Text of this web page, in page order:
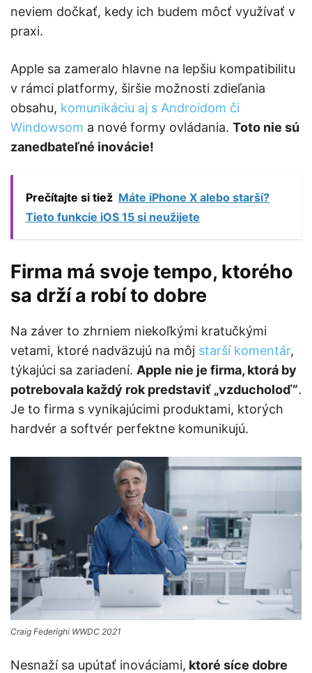
neviem dočkať, kedy ich budem môcť využívať v
praxi.
Apple sa zameralo hlavne na lepšiu kompatibilitu
v rámci platformy, širšie možnosti zdieľania
obsahu, komunikáciu aj s Androidom či
Windowsom a nové formy ovládania. Toto nie sú
zanedbateľné inovácie!
Prečítajte si tiež Máte iPhone X alebo starší?
Tieto funkcie iOS 15 si neužijete
Firma má svoje tempo, ktorého
sa drží a robí to dobre
Na záver to zhrniem niekoľkými kratučkými
vetami, ktoré nadväzujú na môj starší komentár,
týkajúci sa zariadení. Apple nie je firma, ktorá by
potrebovala každý rok predstaviť „vzducholoď“.
Je to firma s vynikajúcimi produktami, ktorých
hardvér a softvér perfektne komunikujú.
Craig Federighi WWDC 2021
Nesnaží sa upútať inováciami, ktoré síce dobre